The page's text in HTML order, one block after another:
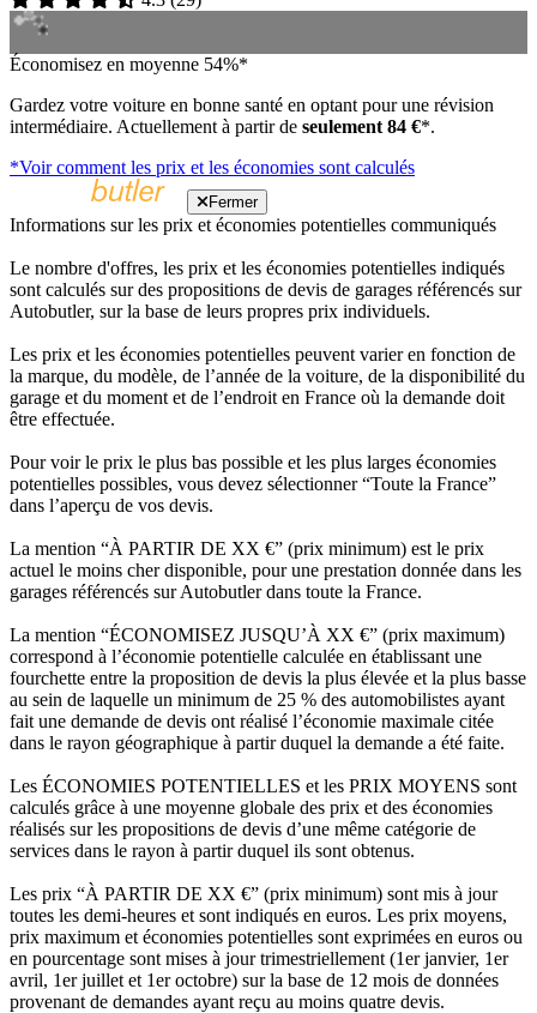
Économisez en moyenne 54%*
Gardez votre voiture en bonne santé en optant pour une révision
intermédiaire. Actuellement à partir de seulement 84 €*.
*Voir comment les prix et les économies sont calculés
Fermer
Informations sur les prix et économies potentielles communiqués
Le nombre d'offres, les prix et les économies potentielles indiqués
sont calculés sur des propositions de devis de garages référencés sur
Autobutler, sur la base de leurs propres prix individuels.
Les prix et les économies potentielles peuvent varier en fonction de
la marque, du modèle, de l’année de la voiture, de la disponibilité du
garage et du moment et de l’endroit en France où la demande doit
être effectuée.
Pour voir le prix le plus bas possible et les plus larges économies
potentielles possibles, vous devez sélectionner “Toute la France”
dans l’aperçu de vos devis.
La mention “À PARTIR DE XX €” (prix minimum) est le prix
actuel le moins cher disponible, pour une prestation donnée dans les
garages référencés sur Autobutler dans toute la France.
La mention “ÉCONOMISEZ JUSQU’À XX €” (prix maximum)
correspond à l’économie potentielle calculée en établissant une
fourchette entre la proposition de devis la plus élevée et la plus basse
au sein de laquelle un minimum de 25 % des automobilistes ayant
fait une demande de devis ont réalisé l’économie maximale citée
dans le rayon géographique à partir duquel la demande a été faite.
Les ÉCONOMIES POTENTIELLES et les PRIX MOYENS sont
calculés grâce à une moyenne globale des prix et des économies
réalisés sur les propositions de devis d’une même catégorie de
services dans le rayon à partir duquel ils sont obtenus.
Les prix “À PARTIR DE XX €” (prix minimum) sont mis à jour
toutes les demi-heures et sont indiqués en euros. Les prix moyens,
prix maximum et économies potentielles sont exprimées en euros ou
en pourcentage sont mises à jour trimestriellement (1er janvier, 1er
avril, 1er juillet et 1er octobre) sur la base de 12 mois de données
provenant de demandes ayant reçu au moins quatre devis.